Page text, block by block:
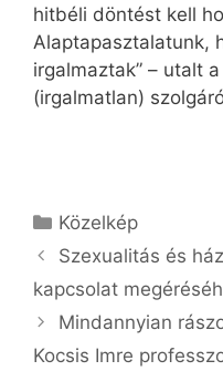
hitbéli döntést kell
Alaptapasztalatunk,
irgalmaztak” – utalt
(irgalmatlan)
Kategória
Közelkép
Szexualitás és
kapcsolat
Mindannyian
Kocsis Imre